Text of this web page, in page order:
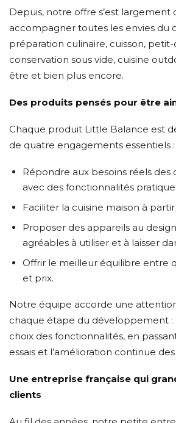
Depuis, notre offre s’est
accompagner toutes les envies du
préparation culinaire, cuisson,
conservation sous vide, cuisine
être et bien plus encore.
Des produits pensés pour être
Chaque produit Little Balance est
de quatre engagements essentiels :
Répondre aux besoins réels
avec des fonctionnalités
Faciliter la cuisine maison à
Proposer des appareils au
agréables à utiliser et à laisser
Offrir le meilleur équilibre entre
et prix.
Notre équipe accorde une
chaque étape du développement :
choix des fonctionnalités, en
essais et l’amélioration continue
Une entreprise française qui
clients